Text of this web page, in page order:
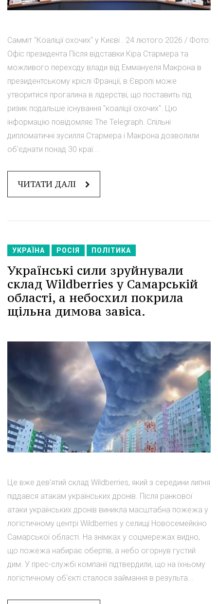
Самміт "Коаліції охочих" у Києві . 24 лютого 2026 / Фото:
Офіс президента Після відставки Кіра Стармера та
можливого переходу влади від Еммануеля Макрона в
президентському кріслі Франції, в Європі може
утворитися прогалина в лідерстві, що поставить під
ризик подальше існування "коаліції охочих". Цю
інформацію повідомляє The Telegraph. Спільні
дипломатичні зусилля Стармера і Макрона дозволили
об'єднати понад 30 краї...
ЧИТАТИ ДАЛІ
УКРАЇНА РОСІЯ ПОЛІТИКА
Українські сили зруйнували
склад Wildberries у Самарській
області, а небосхил покрила
щільна димова завіса.
Це вже дев'ятий склад Wildberries, який з середини липня
піддався атакам українських дронів. Після ранкової
атаки українських дронів виникла масштабна пожежа у
логістичному центрі Wildberries у селищі Новосемейкіно
Самарської області. На знімках у соцмережах видно,
що пожежа набирає обертів, а небо огорнув густий
дим. У прес-службі компанії підтвердили, що на їхньому
логістичному об'єкті сталося займання в результа...